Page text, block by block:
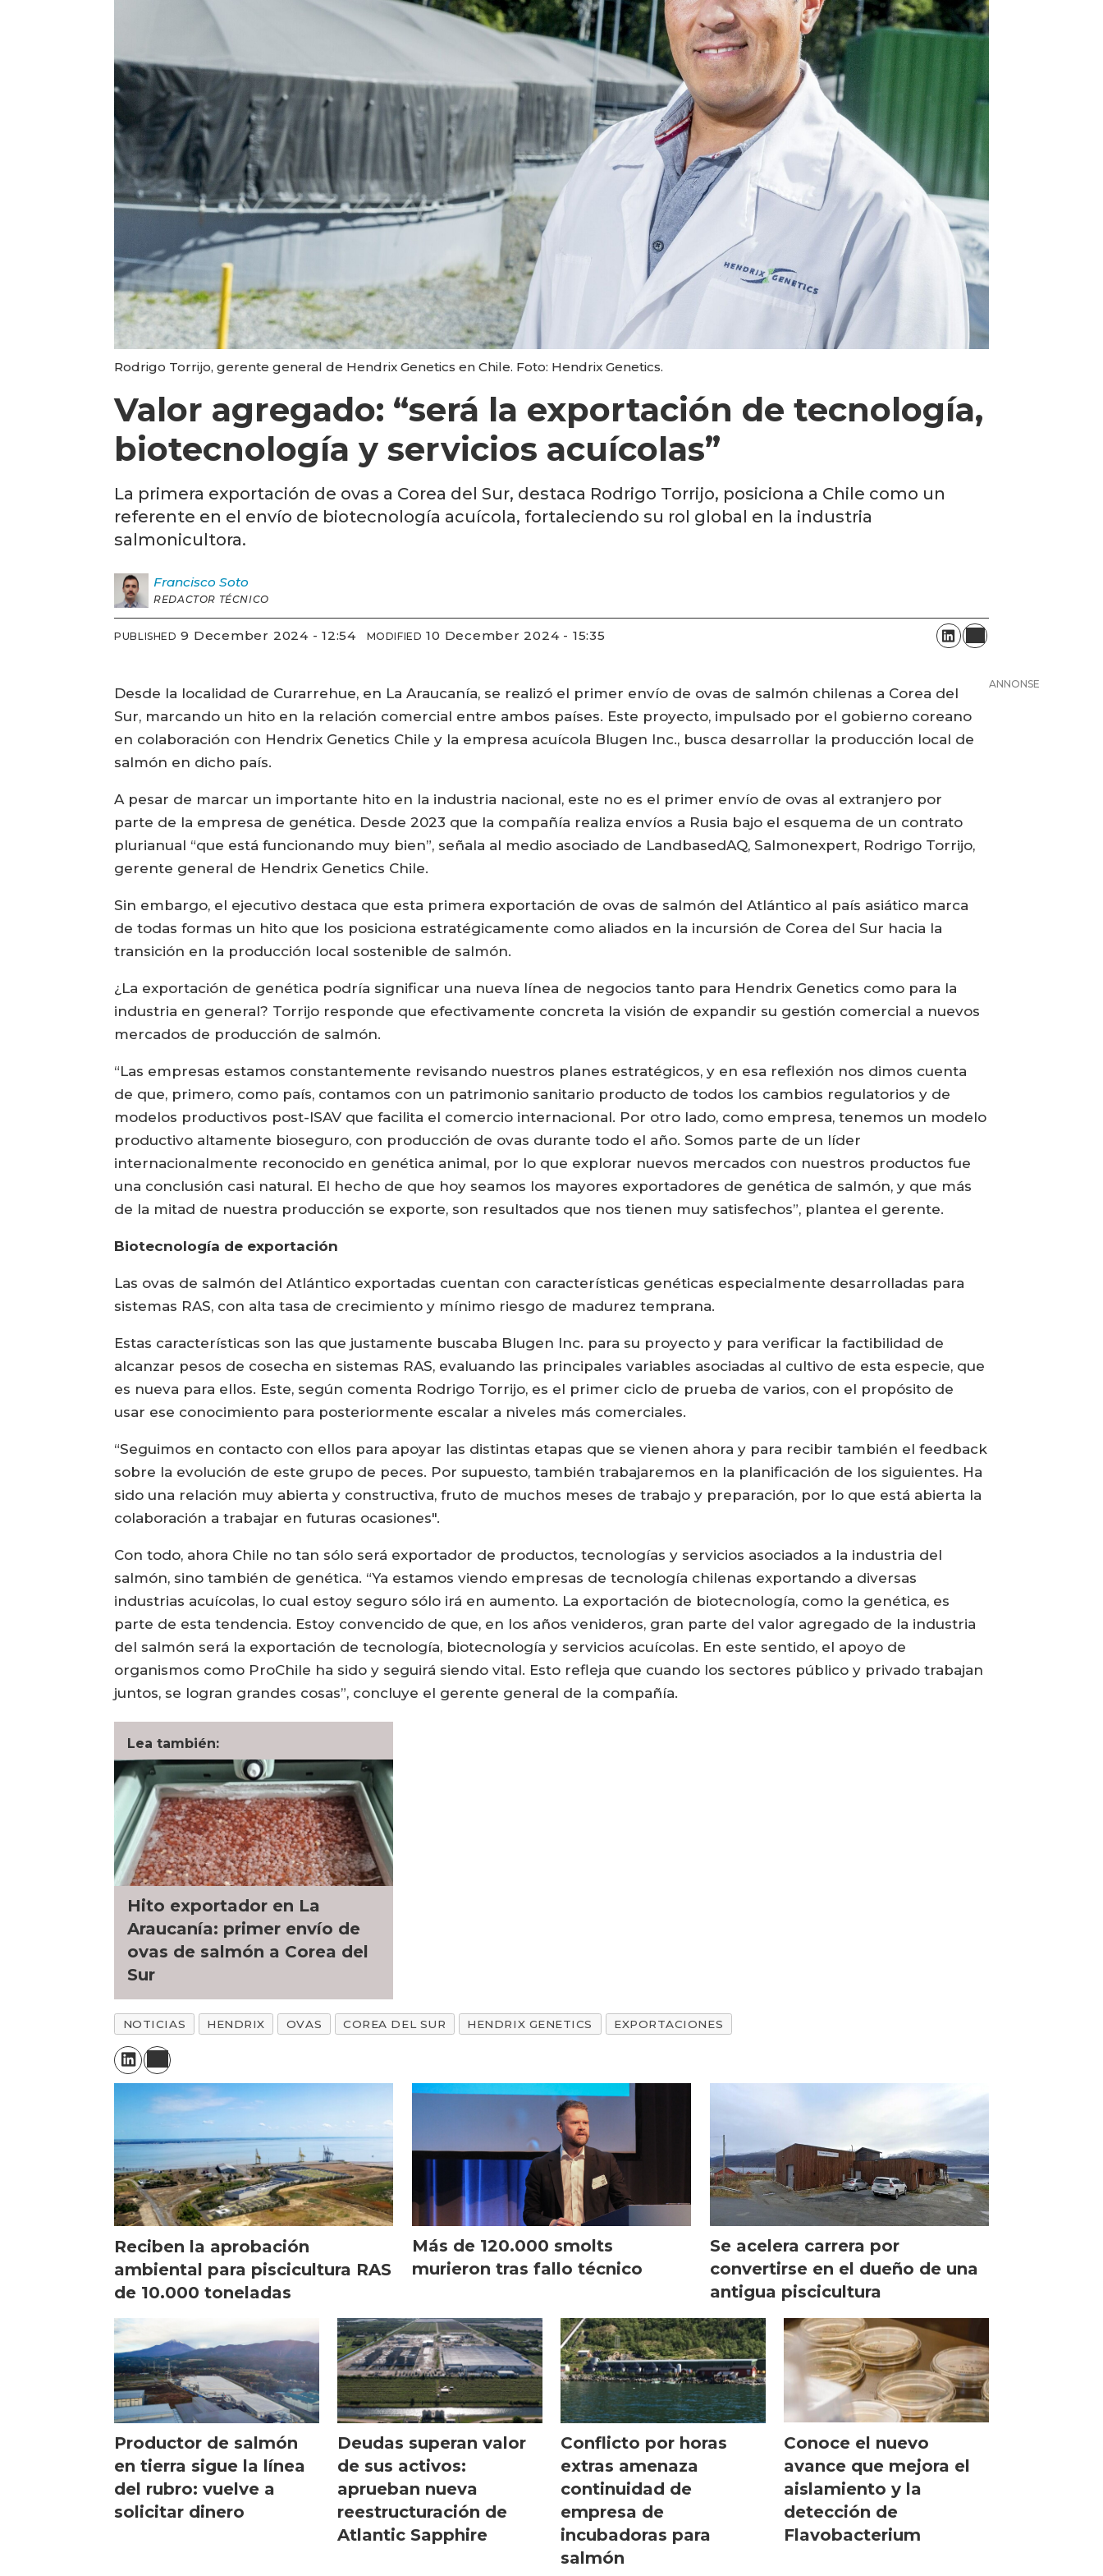
Rodrigo Torrijo, gerente general de Hendrix Genetics en Chile. Foto: Hendrix Genetics.
Valor agregado: “será la exportación de tecnología,
biotecnología y servicios acuícolas”
La primera exportación de ovas a Corea del Sur, destaca Rodrigo Torrijo, posiciona a Chile como un
referente en el envío de biotecnología acuícola, fortaleciendo su rol global en la industria
salmonicultora.
Francisco Soto
REDACTOR TÉCNICO
PUBLISHED 9 December 2024 - 12:54 MODIFIED 10 December 2024 - 15:35
ANNONSE
Desde la localidad de Curarrehue, en La Araucanía, se realizó el primer envío de ovas de salmón chilenas a Corea del
Sur, marcando un hito en la relación comercial entre ambos países. Este proyecto, impulsado por el gobierno coreano
en colaboración con Hendrix Genetics Chile y la empresa acuícola Blugen Inc., busca desarrollar la producción local de
salmón en dicho país.
A pesar de marcar un importante hito en la industria nacional, este no es el primer envío de ovas al extranjero por
parte de la empresa de genética. Desde 2023 que la compañía realiza envíos a Rusia bajo el esquema de un contrato
plurianual “que está funcionando muy bien”, señala al medio asociado de LandbasedAQ, Salmonexpert, Rodrigo Torrijo,
gerente general de Hendrix Genetics Chile.
Sin embargo, el ejecutivo destaca que esta primera exportación de ovas de salmón del Atlántico al país asiático marca
de todas formas un hito que los posiciona estratégicamente como aliados en la incursión de Corea del Sur hacia la
transición en la producción local sostenible de salmón.
¿La exportación de genética podría significar una nueva línea de negocios tanto para Hendrix Genetics como para la
industria en general? Torrijo responde que efectivamente concreta la visión de expandir su gestión comercial a nuevos
mercados de producción de salmón.
“Las empresas estamos constantemente revisando nuestros planes estratégicos, y en esa reflexión nos dimos cuenta
de que, primero, como país, contamos con un patrimonio sanitario producto de todos los cambios regulatorios y de
modelos productivos post-ISAV que facilita el comercio internacional. Por otro lado, como empresa, tenemos un modelo
productivo altamente bioseguro, con producción de ovas durante todo el año. Somos parte de un líder
internacionalmente reconocido en genética animal, por lo que explorar nuevos mercados con nuestros productos fue
una conclusión casi natural. El hecho de que hoy seamos los mayores exportadores de genética de salmón, y que más
de la mitad de nuestra producción se exporte, son resultados que nos tienen muy satisfechos”, plantea el gerente.
Biotecnología de exportación
Las ovas de salmón del Atlántico exportadas cuentan con características genéticas especialmente desarrolladas para
sistemas RAS, con alta tasa de crecimiento y mínimo riesgo de madurez temprana.
Estas características son las que justamente buscaba Blugen Inc. para su proyecto y para verificar la factibilidad de
alcanzar pesos de cosecha en sistemas RAS, evaluando las principales variables asociadas al cultivo de esta especie, que
es nueva para ellos. Este, según comenta Rodrigo Torrijo, es el primer ciclo de prueba de varios, con el propósito de
usar ese conocimiento para posteriormente escalar a niveles más comerciales.
“Seguimos en contacto con ellos para apoyar las distintas etapas que se vienen ahora y para recibir también el feedback
sobre la evolución de este grupo de peces. Por supuesto, también trabajaremos en la planificación de los siguientes. Ha
sido una relación muy abierta y constructiva, fruto de muchos meses de trabajo y preparación, por lo que está abierta la
colaboración a trabajar en futuras ocasiones".
Con todo, ahora Chile no tan sólo será exportador de productos, tecnologías y servicios asociados a la industria del
salmón, sino también de genética. “Ya estamos viendo empresas de tecnología chilenas exportando a diversas
industrias acuícolas, lo cual estoy seguro sólo irá en aumento. La exportación de biotecnología, como la genética, es
parte de esta tendencia. Estoy convencido de que, en los años venideros, gran parte del valor agregado de la industria
del salmón será la exportación de tecnología, biotecnología y servicios acuícolas. En este sentido, el apoyo de
organismos como ProChile ha sido y seguirá siendo vital. Esto refleja que cuando los sectores público y privado trabajan
juntos, se logran grandes cosas”, concluye el gerente general de la compañía.
Lea también:
Hito exportador en La
Araucanía: primer envío de
ovas de salmón a Corea del
Sur
NOTICIAS HENDRIX OVAS COREA DEL SUR HENDRIX GENETICS EXPORTACIONES
Reciben la aprobación
ambiental para piscicultura RAS
de 10.000 toneladas
Más de 120.000 smolts
murieron tras fallo técnico
Se acelera carrera por
convertirse en el dueño de una
antigua piscicultura
Productor de salmón
en tierra sigue la línea
del rubro: vuelve a
solicitar dinero
Deudas superan valor
de sus activos:
aprueban nueva
reestructuración de
Atlantic Sapphire
Conflicto por horas
extras amenaza
continuidad de
empresa de
incubadoras para
salmón
Conoce el nuevo
avance que mejora el
aislamiento y la
detección de
Flavobacterium